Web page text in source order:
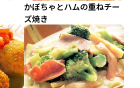
かぼちゃとハムの重ねチー
ズ焼き